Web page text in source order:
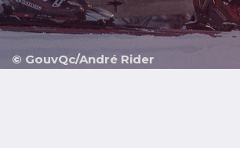
© GouvQc/André Rider